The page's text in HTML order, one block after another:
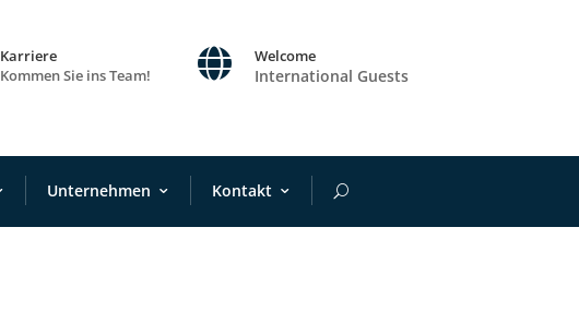
Karriere
Kommen Sie ins Team!
 Welcome
International Guests
Unternehmen Kontakt